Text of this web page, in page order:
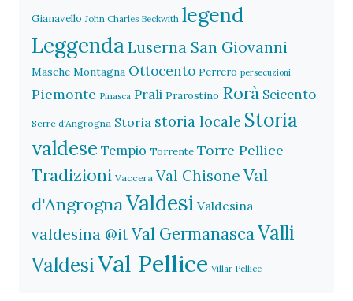
Gianavello John Charles Beckwith legend
Leggenda Luserna San Giovanni
Masche Montagna Ottocento Perrero persecuzioni
Piemonte Pinasca Prali Prarostino Rorà Seicento
Serre d'Angrogna Storia storia locale Storia
valdese Tempio Torrente Torre Pellice
Tradizioni Vaccera Val Chisone Val
d'AngrognaValdesi Valdesina
valdesina @itVal GermanascaValli
ValdesiVal Pellice Villar Pellice